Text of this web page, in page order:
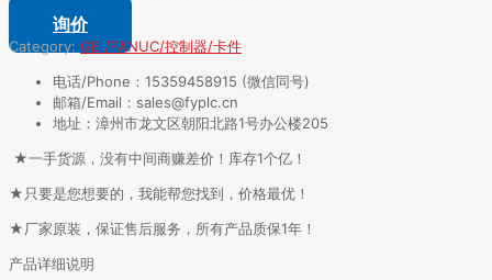
询价
Category: GE /FANUC/控制器/卡件
电话/Phone：15359458915 (微信同号)
邮箱/Email：sales@fyplc.cn
地址：漳州市龙文区朝阳北路1号办公楼205
★一手货源，没有中间商赚差价！库存1个亿！
★只要是您想要的，我能帮您找到，价格最优！
★厂家原装，保证售后服务，所有产品质保1年！
产品详细说明